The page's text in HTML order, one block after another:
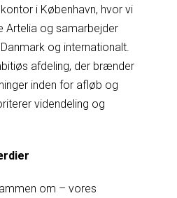
i København, hvor vi
Artelia og samarbejder
og internationalt.
afdeling, der brænder
inden for afløb og
videndeling og
om – vores